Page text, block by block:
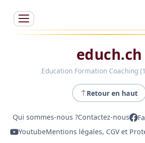
educh.ch
Education Formation Coaching
Retour en haut
Qui sommes-nous ?Contactez-nous
YoutubeMentions légales, CGV et